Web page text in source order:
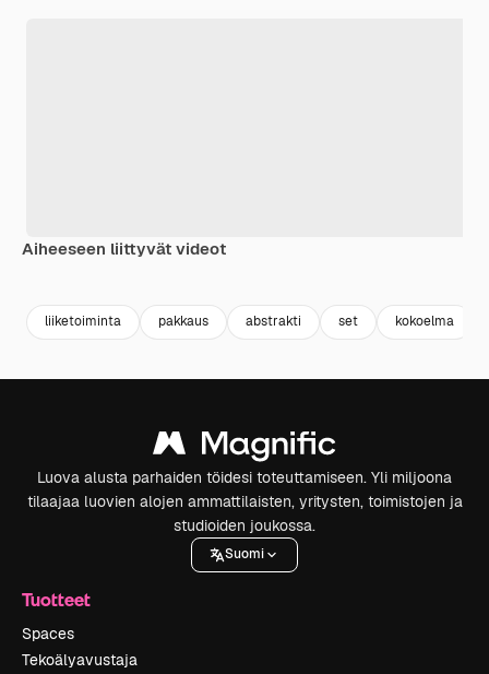
Aiheeseen liittyvät videot
liiketoiminta pakkaus abstrakti set kokoelma
Luova alusta parhaiden töidesi toteuttamiseen. Yli miljoona
tilaajaa luovien alojen ammattilaisten, yritysten, toimistojen ja
studioiden joukossa.
Suomi
Tuotteet
Spaces
Tekoälyavustaja